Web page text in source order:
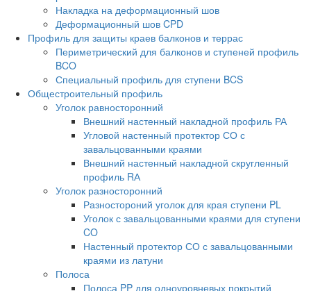
Накладка на деформационный шов
Деформационный шов CPD
Профиль для защиты краев балконов и террас
Периметрический для балконов и ступеней профиль
BCO
Специальный профиль для ступени BCS
Общестроительный профиль
Уголок равносторонний
Внешний настенный накладной профиль РА
Угловой настенный протектор СО с
завальцованными краями
Внешний настенный накладной скругленный
профиль RА
Уголок разносторонний
Разностороний уголок для края ступени PL
Уголок с завальцованными краями для ступени
CO
Настенный протектор СО с завальцованными
краями из латуни
Полоса
Полоса PP для одноуровневых покрытий